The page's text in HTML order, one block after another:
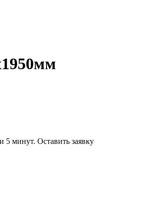
5 минут. Оставить заявку